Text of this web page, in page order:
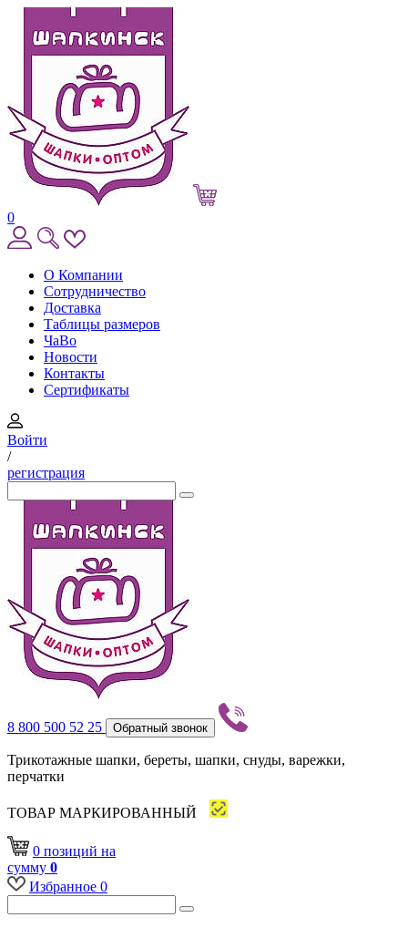
0
О Компании
Сотрудничество
Доставка
Таблицы размеров
ЧаВо
Новости
Контакты
Сертификаты
Войти
/
регистрация
8 800 500 52 25 Обратный звонок
Трикотажные шапки, береты, шапки, снуды, варежки,
перчатки
ТОВАР МАРКИРОВАННЫЙ
0 позиций на
сумму 0
Избранное 0